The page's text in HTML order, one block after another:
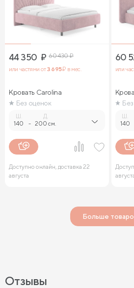
44 350 ₽ 60 430₽
или частями от3 695₽ в мес.
Кровать Carolina
Без оценок
Ш.
140 -
Д.
200 см.
Доступно онлайн, доставка 22
августа
60
или
Ш.
140
Больше
Отзывы